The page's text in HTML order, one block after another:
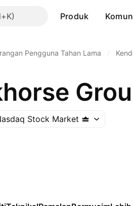
Produk
Pengguna Tahan Lama
Stock Market